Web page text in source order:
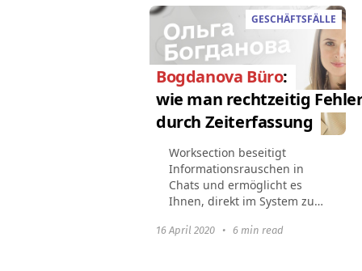
GESCHÄFTSFÄLLE
Bogdanova Büro:
wie man rechtzeitig
durch Zeiterfassung
Worksection beseitigt
Informationsrauschen in
Chats und ermöglicht es
Ihnen, direkt im System zu
Chronologie der Ereignisse
16 April 2020 • 6 min read